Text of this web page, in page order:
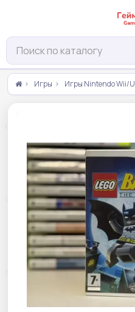
Игры Игры Nintendo Wii/U